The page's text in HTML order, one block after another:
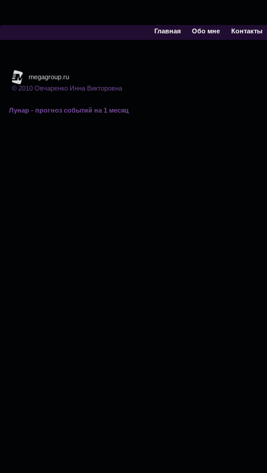
Главная Обо мне Контакты
© 2010 Овчаренко Инна Викторовна
Лунар - прогноз событий на 1 месяц